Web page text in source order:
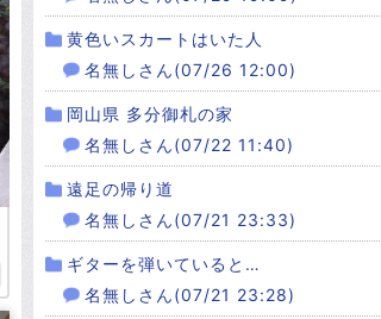
黄色いスカートはいた人
名無しさん(07/26 12:00)
岡山県 多分御札の家
名無しさん(07/22 11:40)
遠足の帰り道
名無しさん(07/21 23:33)
ギターを弾いていると…
名無しさん(07/21 23:28)